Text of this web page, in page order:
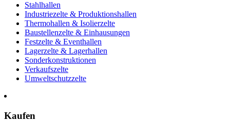
Stahlhallen
Industriezelte & Produktionshallen
Thermohallen & Isolierzelte
Baustellenzelte & Einhausungen
Festzelte & Eventhallen
Lagerzelte & Lagerhallen
Sonderkonstruktionen
Verkaufszelte
Umweltschutzzelte
Kaufen